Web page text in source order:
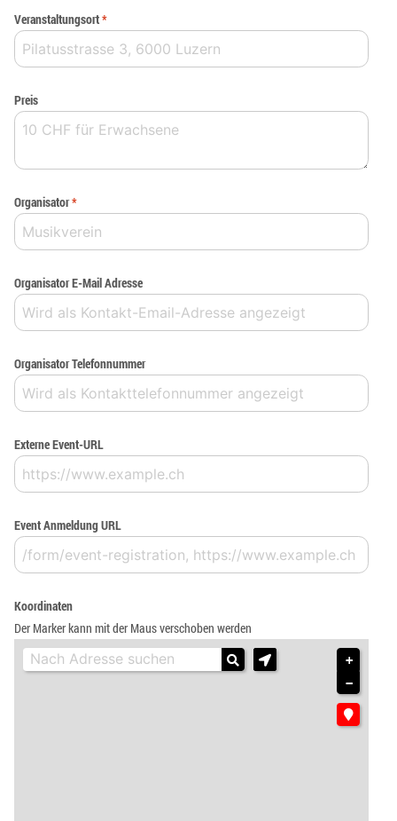
Veranstaltungsort*
Preis
Organisator*
Organisator E-Mail Adresse
Organisator Telefonnummer
Externe Event-URL
Event Anmeldung URL
Koordinaten
Der Marker kann mit der Maus verschoben werden
+
−